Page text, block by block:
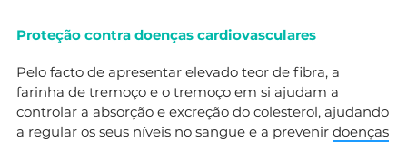
Proteção contra doenças cardiovasculares
Pelo facto de apresentar elevado teor de fibra, a
farinha de tremoço e o tremoço em si ajudam a
controlar a absorção e excreção do colesterol, ajudando
a regular os seus níveis no sangue e a prevenir doenças